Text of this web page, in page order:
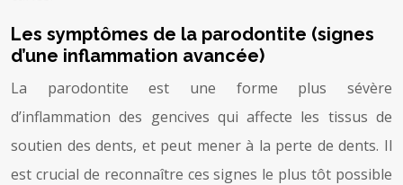
Les symptômes de la parodontite (signes
d’une inflammation avancée)
La parodontite est une forme plus sévère
d’inflammation des gencives qui affecte les tissus de
soutien des dents, et peut mener à la perte de dents. Il
est crucial de reconnaître ces signes le plus tôt possible